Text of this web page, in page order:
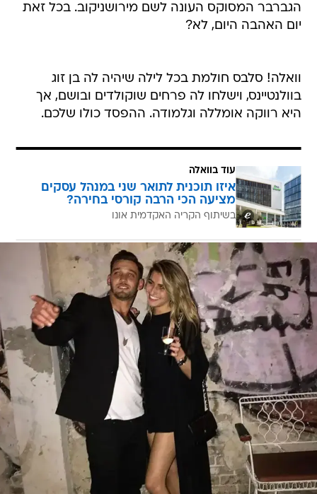
הגברבר המסוקס העונה לשם מירושניקוב. בכל זאת
יום האהבה היום, לא?
וואלה! סלבס חולמת בכל לילה שיהיה לה בן זוג
בוולנטיינס, וישלחו לה פרחים שוקולדים ובושם, אך
היא רווקה אומללה וגלמודה. ההפסד כולו שלכם.
עוד בוואלה
איזו תוכנית לתואר שני במנהל עסקים
מציעה הכי הרבה קורסי בחירה?
בשיתוף הקריה האקדמית אונו